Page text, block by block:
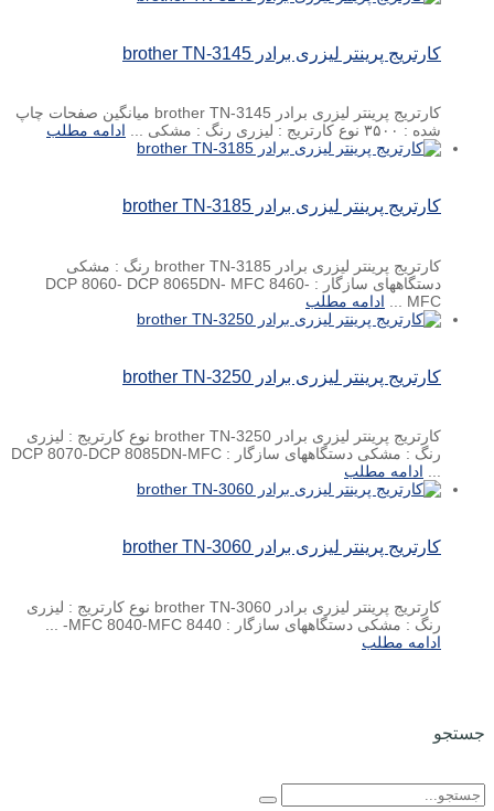
کارتریج پرینتر لیزری برادر brother TN-3145
کارتریج پرینتر لیزری برادر brother TN-3145 میانگین صفحات چاپ
شده : ۳۵۰۰ نوع کارتریج : لیزری رنگ : مشکی ...
ادامه مطلب
کارتریج پرینتر لیزری برادر brother TN-3185
کارتریج پرینتر لیزری برادر brother TN-3185 رنگ : مشکی
دستگاههای سازگار : DCP 8060- DCP 8065DN- MFC 8460-
MFC ...
ادامه مطلب
کارتریج پرینتر لیزری برادر brother TN-3250
کارتریج پرینتر لیزری برادر brother TN-3250 نوع کارتریج : لیزری
رنگ : مشکی دستگاههای سازگار : DCP 8070-DCP 8085DN-MFC
ادامه مطلب
کارتریج پرینتر لیزری برادر brother TN-3060
کارتریج پرینتر لیزری برادر brother TN-3060 نوع کارتریج : لیزری
رنگ : مشکی دستگاههای سازگار : MFC 8040-MFC 8440- ...
ادامه مطلب
جستجو